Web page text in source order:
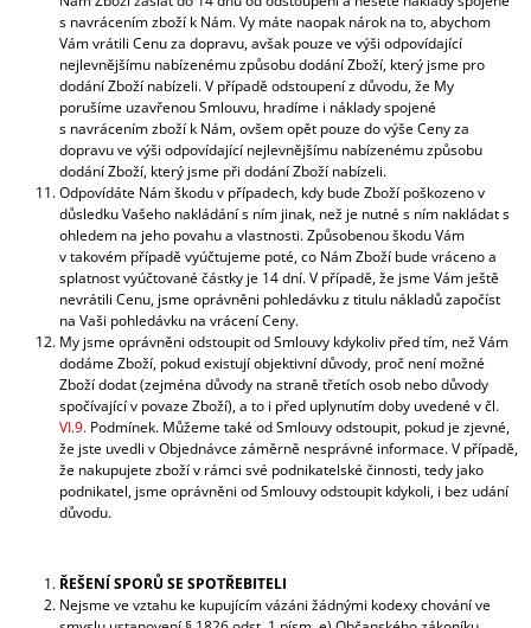
s navrácením zboží k Nám. Vy máte naopak nárok na to, abychom
Vám vrátili Cenu za dopravu, avšak pouze ve výši odpovídající
nejlevnějšímu nabízenému způsobu dodání Zboží, který jsme pro
dodání Zboží nabízeli. V případě odstoupení z důvodu, že My
porušíme uzavřenou Smlouvu, hradíme i náklady spojené
s navrácením zboží k Nám, ovšem opět pouze do výše Ceny za
dopravu ve výši odpovídající nejlevnějšímu nabízenému způsobu
dodání Zboží, který jsme při dodání Zboží nabízeli.
Odpovídáte Nám škodu v případech, kdy bude Zboží poškozeno v
důsledku Vašeho nakládání s ním jinak, než je nutné s ním nakládat s
ohledem na jeho povahu a vlastnosti. Způsobenou škodu Vám
v takovém případě vyúčtujeme poté, co Nám Zboží bude vráceno a
splatnost vyúčtované částky je 14 dní. V případě, že jsme Vám ještě
nevrátili Cenu, jsme oprávněni pohledávku z titulu nákladů započíst
na Vaši pohledávku na vrácení Ceny.
My jsme oprávněni odstoupit od Smlouvy kdykoliv před tím, než Vám
dodáme Zboží, pokud existují objektivní důvody, proč není možné
Zboží dodat (zejména důvody na straně třetích osob nebo důvody
spočívající v povaze Zboží), a to i před uplynutím doby uvedené v čl.
VI.9. Podmínek. Můžeme také od Smlouvy odstoupit, pokud je zjevné,
že jste uvedli v Objednávce záměrně nesprávné informace. V případě,
že nakupujete zboží v rámci své podnikatelské činnosti, tedy jako
podnikatel, jsme oprávněni od Smlouvy odstoupit kdykoli, i bez udání
důvodu.
ŘEŠENÍ SPORŮ SE SPOTŘEBITELI
Nejsme ve vztahu ke kupujícím vázáni žádnými kodexy chování ve